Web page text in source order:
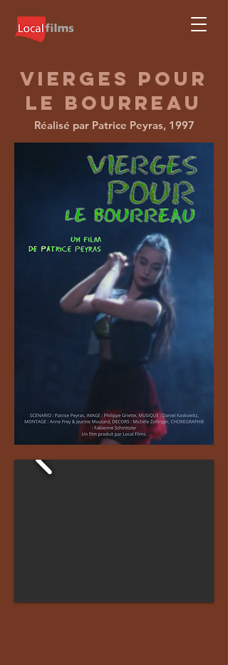
Vierges pour
le bourreau
Réalisé par Patrice Peyras, 1997